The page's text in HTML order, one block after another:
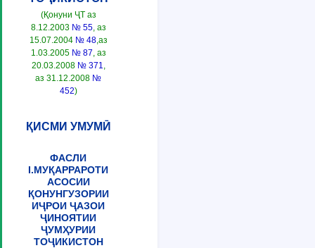
(Қонуни ҶТ аз
8.12.2003 № 55, аз
15.07.2004 № 48,аз
1.03.2005 № 87, аз
20.03.2008 № 371,
аз 31.12.2008 №
452)
ҚИСМИ УМУМӢ
ФАСЛИ
I.МУҚАРРАРОТИ
АСОСИИ
ҚОНУНГУЗОРИИ
ИҶРОИ ҶАЗОИ
ҶИНОЯТИИ
ҶУМҲУРИИ
ТОҶИКИСТОН